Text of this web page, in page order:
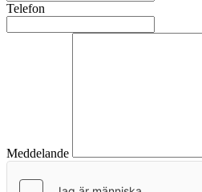
Telefon
Meddelande